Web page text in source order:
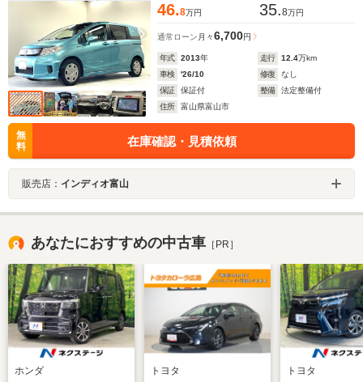
46.8万円 35.8万円
通常ローン 月々6,700円
年式 2013年 走行 12.4万km
車検
'26/10 修復
なし
保証
保証付 整備
法定整備付
住所
富山県富山市
無
料
在庫確認・見積依頼
販売店： インディオ富山
あなたにおすすめの中古車 ［PR］
ホンダ トヨタ トヨタ